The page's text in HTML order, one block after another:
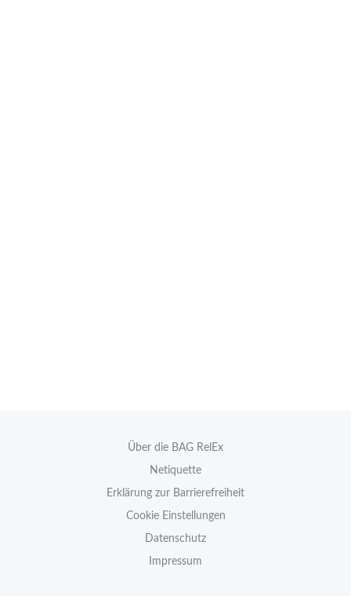
Über die BAG RelEx
Netiquette
Erklärung zur Barrierefreiheit
Cookie Einstellungen
Datenschutz
Impressum